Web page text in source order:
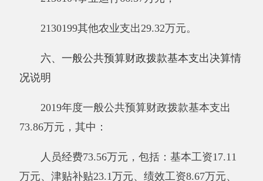
0万元，比上年增加0万元，增长0%，主要原因
是2019年度
0万元，增长0%，主要原因是2019年度我单位无
因公出国（境）费用；公务用车购置及运行维护
主要原因是2019年度我单位无公务用车；
公务接待费支出0万元，占0%，比上年增加0万